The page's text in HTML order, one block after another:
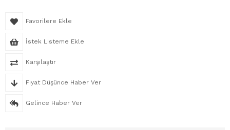
Favorilere Ekle
İstek Listeme Ekle
Karşılaştır
Fiyat Düşünce Haber Ver
Gelince Haber Ver